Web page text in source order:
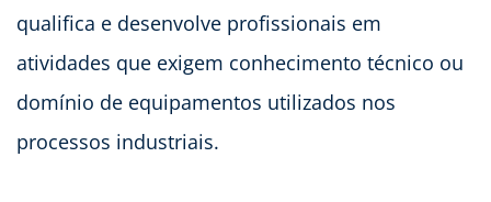
qualifica e desenvolve profissionais em
atividades que exigem conhecimento técnico ou
domínio de equipamentos utilizados nos
processos industriais.